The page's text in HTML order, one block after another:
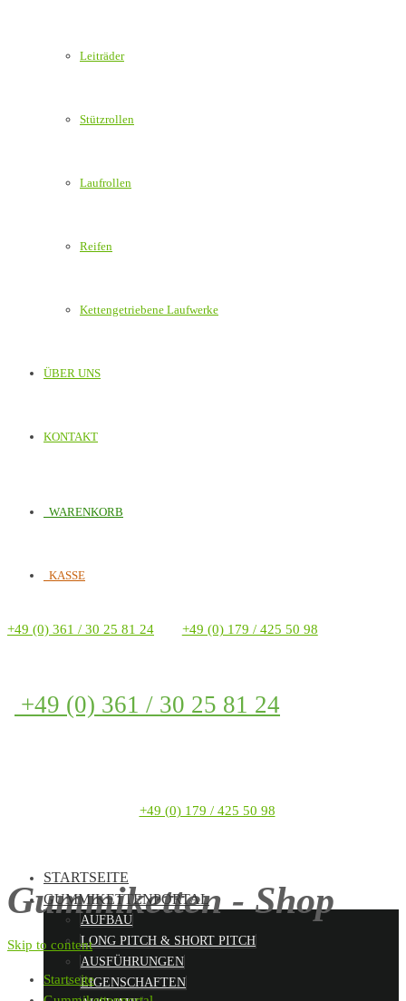
Leiträder
Stützrollen
Laufrollen
Reifen
Kettengetriebene Laufwerke
ÜBER UNS
KONTAKT
WARENKORB
KASSE
+49 (0) 361 / 30 25 81 24 +49 (0) 179 / 425 50 98
+49 (0) 361 / 30 25 81 24
+49 (0) 179 / 425 50 98
Gummiketten - Shop
STARTSEITE
GUMMIKETTENPORTAL
AUFBAU
LONG PITCH & SHORT PITCH
AUSFÜHRUNGEN
EIGENSCHAFTEN
Skip to content
Startseite